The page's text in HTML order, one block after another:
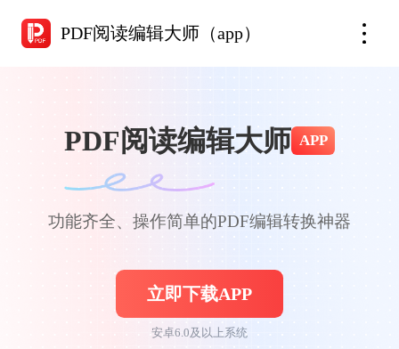
PDF阅读编辑大师（app）
PDF阅读编辑大师 APP
功能齐全、操作简单的PDF编辑转换神器
立即下载APP
安卓6.0及以上系统